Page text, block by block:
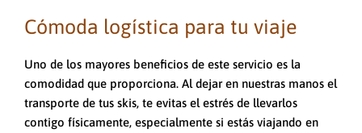
Cómoda logística para tu viaje
Uno de los mayores beneficios de este servicio es la
comodidad que proporciona. Al dejar en nuestras manos el
transporte de tus skis, te evitas el estrés de llevarlos
contigo físicamente, especialmente si estás viajando en